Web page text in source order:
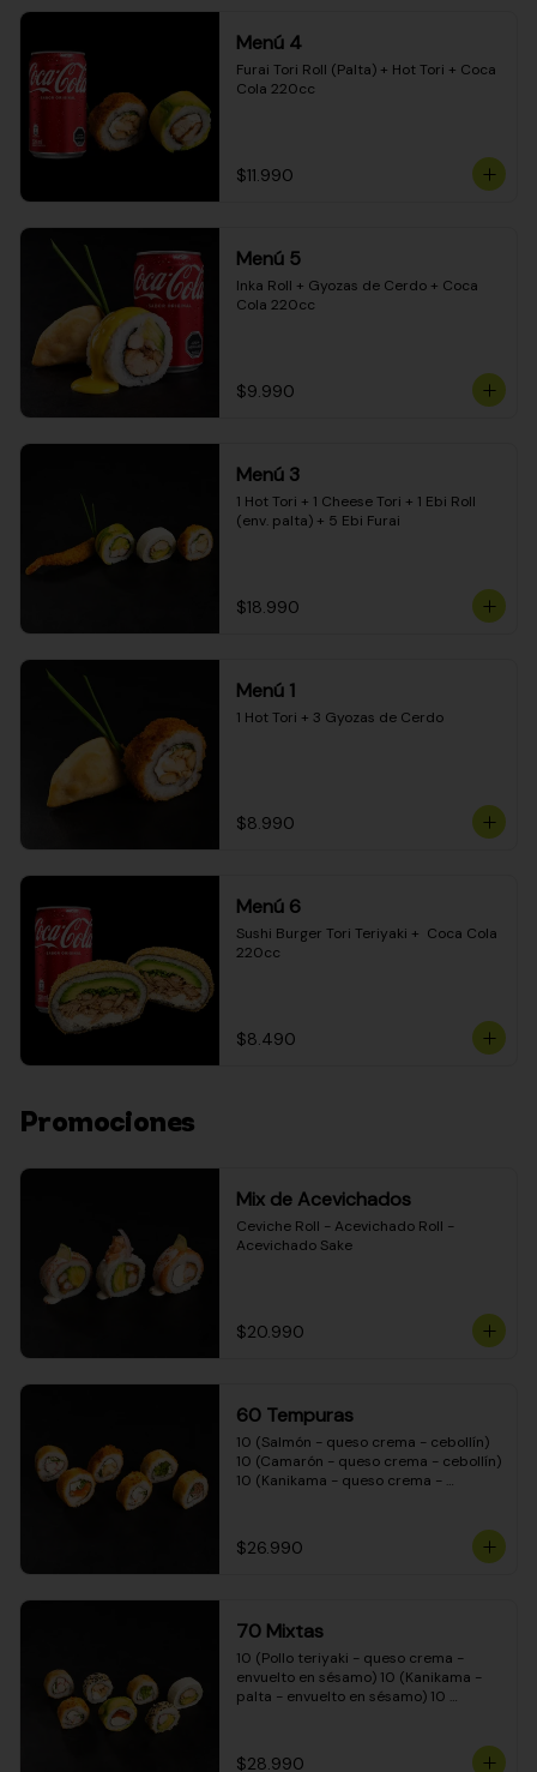
Menú 4
Furai Tori Roll (Palta) + Hot Tori + Coca
Cola 220cc
$11.990
Menú 5
Inka Roll + Gyozas de Cerdo + Coca
Cola 220cc
$9.990
Menú 3
1 Hot Tori + 1 Cheese Tori + 1 Ebi Roll
(env. palta) + 5 Ebi Furai
$18.990
Menú 1
1 Hot Tori + 3 Gyozas de Cerdo
$8.990
Menú 6
Sushi Burger Tori Teriyaki +  Coca Cola
220cc
$8.490
Promociones
Mix de Acevichados
Ceviche Roll - Acevichado Roll -
Acevichado Sake
$20.990
60 Tempuras
10 (Salmón - queso crema - cebollín)
10 (Camarón - queso crema - cebollín)
10 (Kanikama - queso crema -
crema - cebollín) 10 (Carne - queso
crema - cebollín)
$26.990
70 Mixtas
10 (Pollo teriyaki - queso crema -
envuelto en sésamo) 10 (Kanikama -
palta - envuelto en sésamo) 10
- envuelto en queso crema) 10
$28.990